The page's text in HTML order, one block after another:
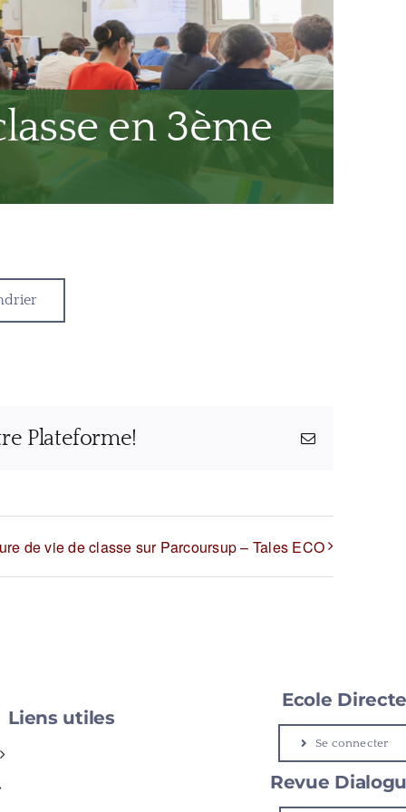
en 3ème
Plateforme! Email
de vie de classe sur Parcoursup – Tales ECO
Liens utiles
Ecole
Se connecter
Revue